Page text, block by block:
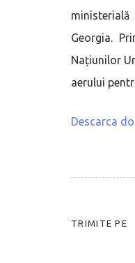
Georgia.
Națiunilor
aerului
Descarca
TRIMITE PE